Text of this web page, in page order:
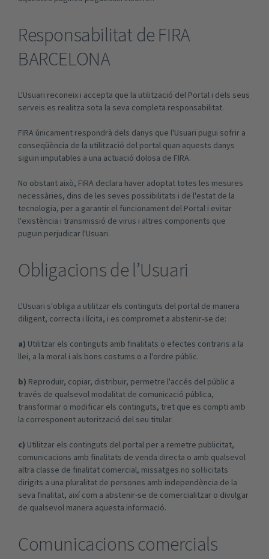
Responsabilitat de FIRA
BARCELONA
L'Usuari reconeix i accepta que la utilització del Portal i dels seus
serveis es realitza sota la seva completa responsabilitat.
FIRA únicament respondrà dels danys que l'Usuari pugui sofrir a
conseqüència de la utilització del portal quan aquests danys
siguin imputables a una actuació dolosa de FIRA.
No obstant això, FIRA declara haver adoptat totes les mesures
necessàries, dins de les seves possibilitats i de l'estat de la
tecnologia, per a garantir el funcionament del Portal i evitar
l'existència i transmissió de virus i altres components que
puguin perjudicar l'Usuari.
Obligacions de l’Usuari
L'Usuari s'obliga a utilitzar els continguts del portal de manera
diligent, correcta i lícita, i es compromet a abstenir-se de:
a) Utilitzar els continguts amb finalitats o efectes contraris a la
llei, a la moral i als bons costums o a l'ordre públic.
b) Reproduir, copiar, distribuir, permetre l'accés del públic a
través de qualsevol modalitat de comunicació pública,
transformar o modificar els continguts, tret que es compti amb
la corresponent autorització del seu titular.
c) Utilitzar els continguts del portal per a remetre publicitat,
comunicacions amb finalitats de venda directa o amb qualsevol
altra classe de finalitat comercial, missatges no sol·licitats
dirigits a una pluralitat de persones amb independència de la
seva finalitat, així com a abstenir-se de comercialitzar o divulgar
de qualsevol manera aquesta informació.
Comunicacions comercials